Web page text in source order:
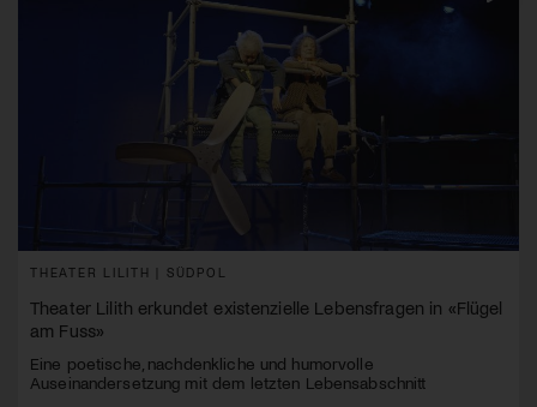
THEATER LILITH | SÜDPOL
Theater Lilith erkundet existenzielle Lebensfragen in «Flügel
am Fuss»
Eine poetische, nachdenkliche und humorvolle
Auseinandersetzung mit dem letzten Lebensabschnitt